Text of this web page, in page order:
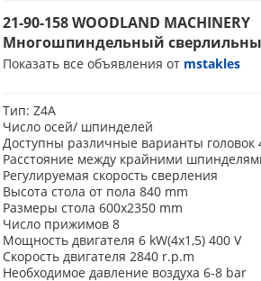
21-90-158 WOODLAND MACHINERY
Многошпиндельный
Показать все объявления от mstakles
Тип: Z4A
Число осей/ шпинделей
Доступны различные варианты головок
Расстояние между крайними
Регулируемая скорость сверления
Высота стола от пола 840 mm
Размеры стола 600x2350 mm
Число прижимов 8
Мощность двигателя 6 kW(4x1,5) 400 V
Скорость двигателя 2840 r.p.m
Необходимое давление воздуха 6-8 bar